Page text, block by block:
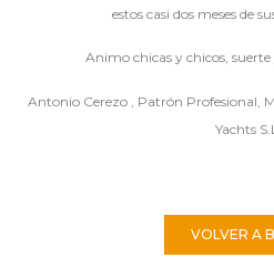
estos casi dos meses de
Animo chicas y chicos,
Antonio Cerezo , Patrón Profesional,
Yachts S.L.
VOLVER A